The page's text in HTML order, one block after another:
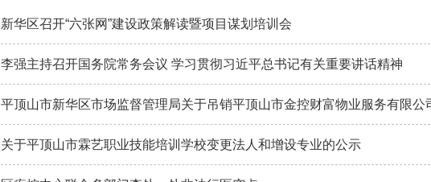
新华区召开“六张网”建设政策解读暨项目谋划培训会
李强主持召开国务院常务会议 学习贯彻习近平总书记有关重要讲话精神
关于平顶山市霖艺职业技能培训学校变更法人和增设专业的公示